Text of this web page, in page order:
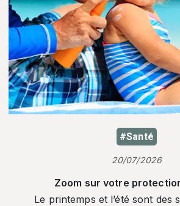
#Santé
20/07/2026
Zoom sur votre
Le printemps et l’été sont des